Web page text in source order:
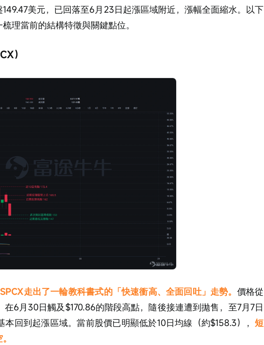
149.47美元，已回落至6月23日起漲區域附近，漲幅全面縮水。以下
理當前的結構特徵與關鍵點位。
）
SPCX走出了一輪教科書式的「快速衝高、全面回吐」走勢。 價格從
在6月30日觸及$170.86的階段高點，隨後接連遭到拋售，至7月7日
本回到起漲區域。當前股價已明顯低於10日均線（約$158.3）， 短